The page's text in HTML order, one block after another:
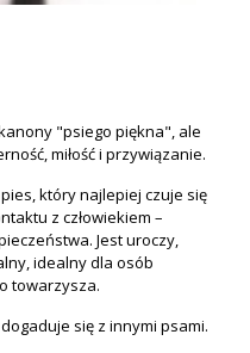
"psiego piękna", ale
miłość i przywiązanie.
który najlepiej czuje się
z człowiekiem –
Jest uroczy,
idealny dla osób
towarzysza.
się z innymi psami.